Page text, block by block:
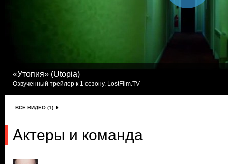
«Утопия» (Utopia)
Озвученный трейлер к 1 сезону. LostFilm.TV
ВСЕ ВИДЕО (1)
Актеры и команда